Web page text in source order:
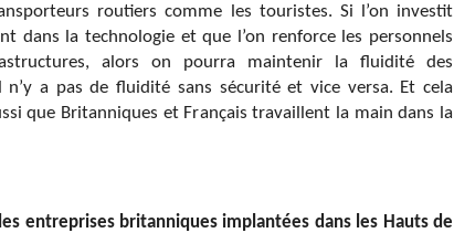
routiers comme les touristes. Si l’on investit
dans la technologie et que l’on renforce les personnels
alors on pourra maintenir la fluidité des
n’y a pas de fluidité sans sécurité et vice versa. Et cela
que Britanniques et Français travaillent la main dans la
entreprises britanniques implantées dans les Hauts de